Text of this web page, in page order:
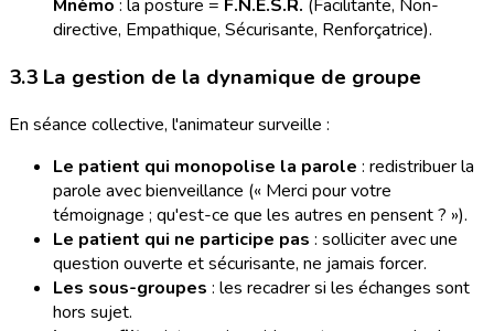
Mnémo : la posture = F.N.E.S.R. (Facilitante, Non-
directive, Empathique, Sécurisante, Renforçatrice).
3.3 La gestion de la dynamique de groupe
En séance collective, l'animateur surveille :
Le patient qui monopolise la parole : redistribuer la
parole avec bienveillance (« Merci pour votre
témoignage ; qu'est-ce que les autres en pensent ? »).
Le patient qui ne participe pas : solliciter avec une
question ouverte et sécurisante, ne jamais forcer.
Les sous-groupes : les recadrer si les échanges sont
hors sujet.